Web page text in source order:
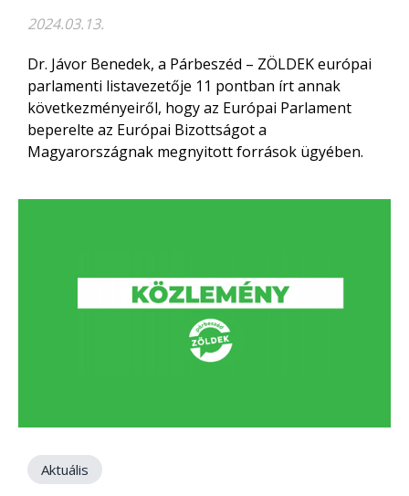
2024.03.13.
Dr. Jávor Benedek, a Párbeszéd – ZÖLDEK európai
parlamenti listavezetője 11 pontban írt annak
következményeiről, hogy az Európai Parlament
beperelte az Európai Bizottságot a
Magyarországnak megnyitott források ügyében.
Aktuális